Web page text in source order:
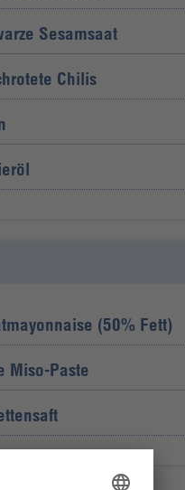
Sesamsaat
Chilis
(50% Fett)
Miso-Paste